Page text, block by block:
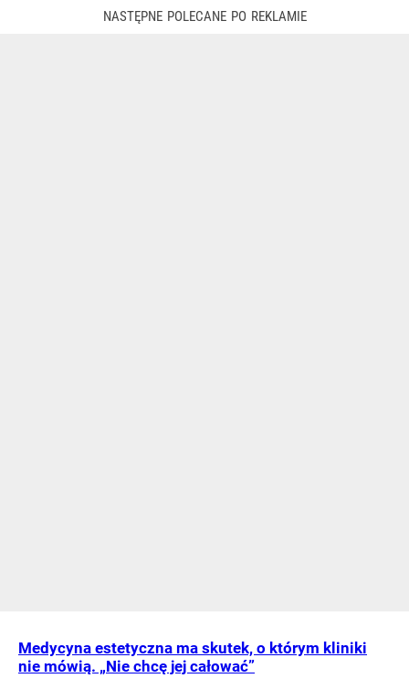
Medycyna estetyczna ma skutek, o którym kliniki
nie mówią. „Nie chcę jej całować”